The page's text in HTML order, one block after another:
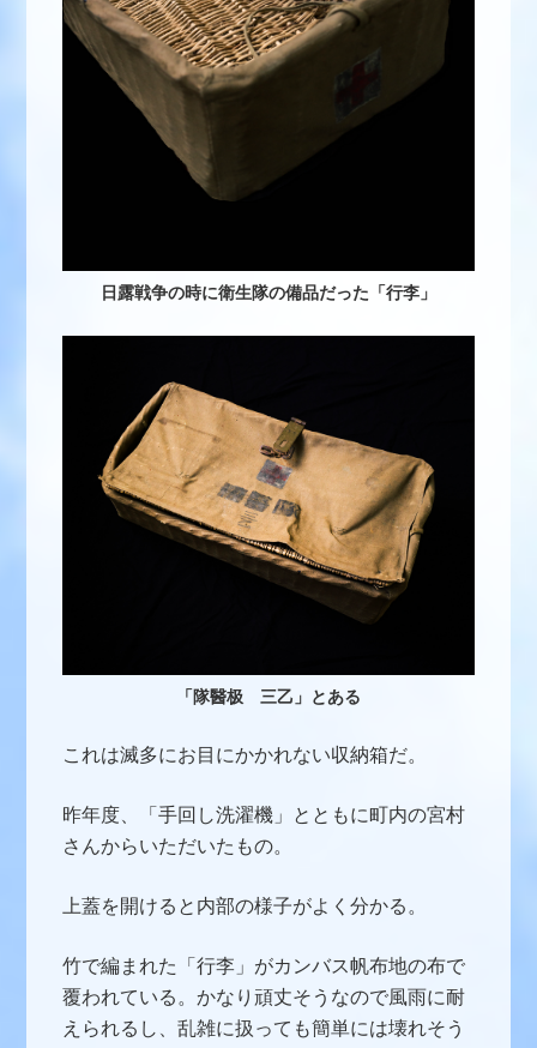
日露戦争の時に衛生隊の備品だった「行李」
「隊醫极 三乙」とある
これは滅多にお目にかかれない収納箱だ。
昨年度、「手回し洗濯機」とともに町内の宮村
さんからいただいたもの。
上蓋を開けると内部の様子がよく分かる。
竹で編まれた「行李」がカンバス帆布地の布で
覆われている。かなり頑丈そうなので風雨に耐
えられるし、乱雑に扱っても簡単には壊れそう